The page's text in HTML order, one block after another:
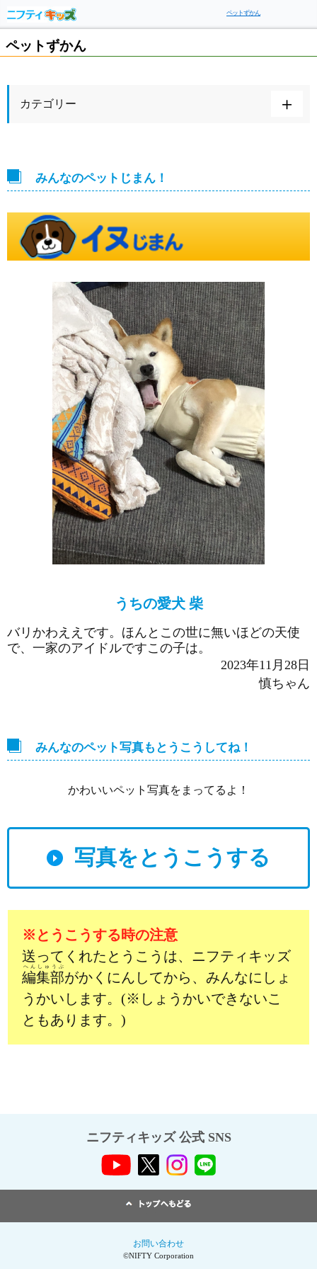
ペットずかん
ペットずかん
カテゴリー
みんなのペットじまん！
うちの愛犬 柴
バリかわええです。ほんとこの世に無いほどの天使
で、一家のアイドルですこの子は。
2023年11月28日
慎ちゃん
みんなのペット写真もとうこうしてね！
かわいいペット写真をまってるよ！
写真をとうこうする
※とうこうする時の注意
送ってくれたとうこうは、ニフティキッズ
編集部
へんしゅうぶ
がかくにんしてから、みんなにしょ
うかいします。(※しょうかいできないこ
ともあります。)
ニフティキッズ 公式 SNS
お問い合わせ
©NIFTY Corporation